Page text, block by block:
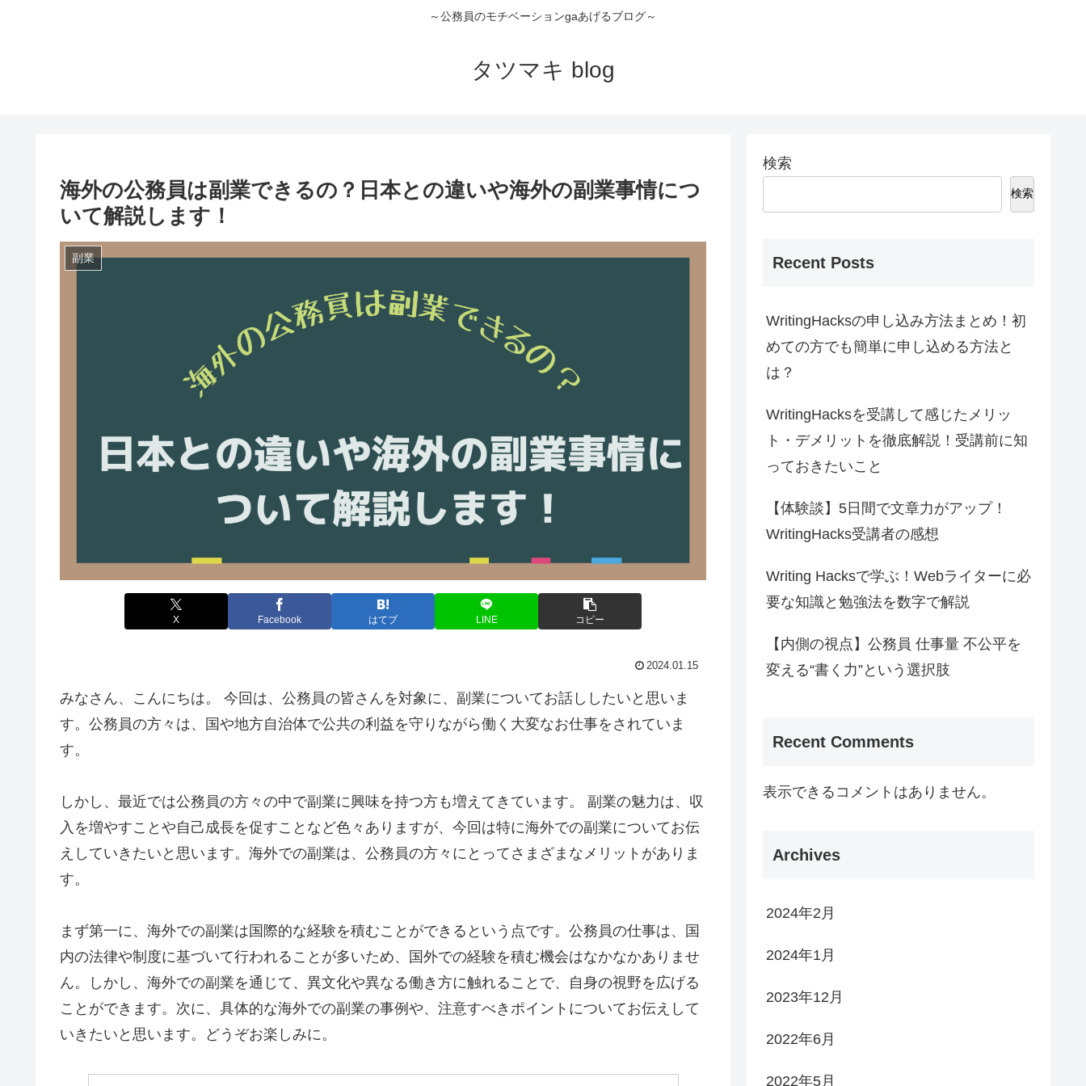
～公務員のモチベーションgaあげるブログ～
タツマキ blog
海外の公務員は副業できるの？日本との違いや海外の副業事情につ
いて解説します！
副業
X Facebook はてブ LINE コピー
2024.01.15
みなさん、こんにちは。 今回は、公務員の皆さんを対象に、副業についてお話ししたいと思いま
す。公務員の方々は、国や地方自治体で公共の利益を守りながら働く大変なお仕事をされていま
す。
しかし、最近では公務員の方々の中で副業に興味を持つ方も増えてきています。 副業の魅力は、収
入を増やすことや自己成長を促すことなど色々ありますが、今回は特に海外での副業についてお伝
えしていきたいと思います。海外での副業は、公務員の方々にとってさまざまなメリットがありま
す。
まず第一に、海外での副業は国際的な経験を積むことができるという点です。公務員の仕事は、国
内の法律や制度に基づいて行われることが多いため、国外での経験を積む機会はなかなかありませ
ん。しかし、海外での副業を通じて、異文化や異なる働き方に触れることで、自身の視野を広げる
ことができます。次に、具体的な海外での副業の事例や、注意すべきポイントについてお伝えして
いきたいと思います。どうぞお楽しみに。
検索
検索
Recent Posts
WritingHacksの申し込み方法まとめ！初
めての方でも簡単に申し込める方法と
は？
WritingHacksを受講して感じたメリッ
ト・デメリットを徹底解説！受講前に知
っておきたいこと
【体験談】5日間で文章力がアップ！
WritingHacks受講者の感想
Writing Hacksで学ぶ！Webライターに必
要な知識と勉強法を数字で解説
【内側の視点】公務員 仕事量 不公平を
変える“書く力”という選択肢
Recent Comments
表示できるコメントはありません。
Archives
2024年2月
2024年1月
2023年12月
2022年6月
2022年5月